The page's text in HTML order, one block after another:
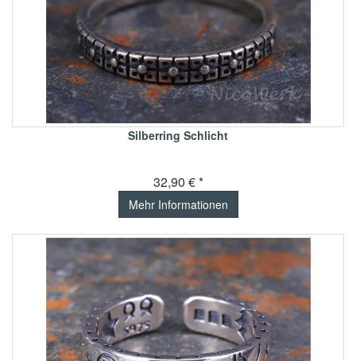
Silberring Schlicht
32,90 € *
Mehr Informationen